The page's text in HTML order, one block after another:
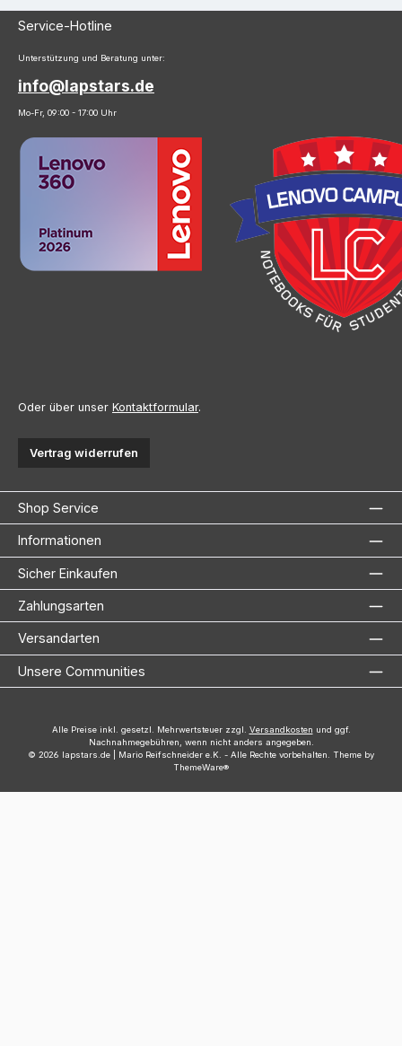
Service-Hotline
Unterstützung und Beratung unter:
info@lapstars.de
Mo-Fr, 09:00 - 17:00 Uhr
Oder über unser Kontaktformular.
Vertrag widerrufen
Shop Service
Informationen
Sicher Einkaufen
Zahlungsarten
Versandarten
Unsere Communities
Alle Preise inkl. gesetzl. Mehrwertsteuer zzgl. Versandkosten und ggf.
Nachnahmegebühren, wenn nicht anders angegeben.
© 2026 lapstars.de | Mario Reifschneider e.K. - Alle Rechte vorbehalten. Theme by
ThemeWare®